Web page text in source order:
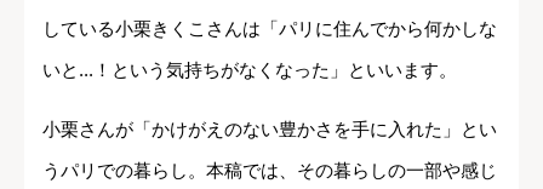
している小栗きくこさんは「パリに住んでから何かしな
いと...！という気持ちがなくなった」といいます。
小栗さんが「かけがえのない豊かさを手に入れた」とい
うパリでの暮らし。本稿では、その暮らしの一部や感じ